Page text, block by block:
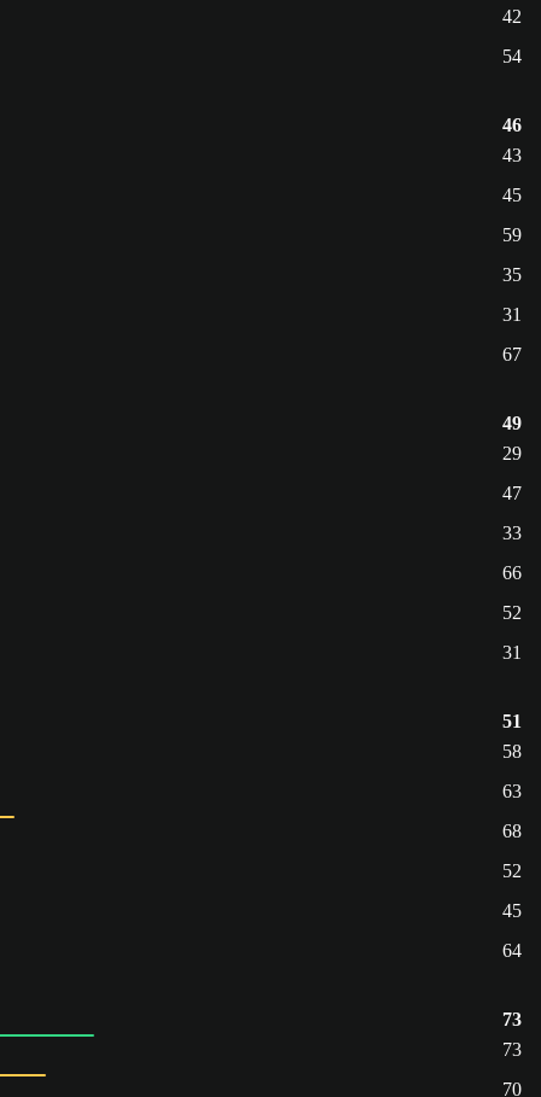
42
54
46
43
45
59
35
31
67
49
29
47
33
66
52
31
51
58
63
68
52
45
64
73
73
70